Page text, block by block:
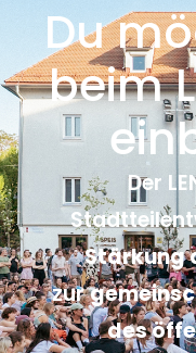
Du
beim
Der
Stärkung
zur
des